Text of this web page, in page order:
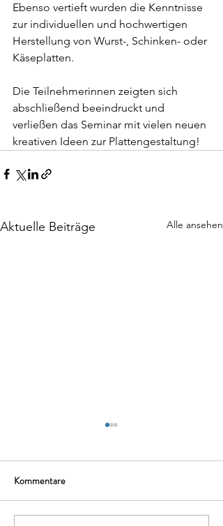
Ebenso vertieft wurden die Kenntnisse
zur individuellen und hochwertigen
Herstellung von Wurst-, Schinken- oder
Käseplatten.
Die Teilnehmerinnen zeigten sich
abschließend beeindruckt und
verließen das Seminar mit vielen neuen
kreativen Ideen zur Plattengestaltung!
Aktuelle Beiträge Alle ansehen
Kommentare